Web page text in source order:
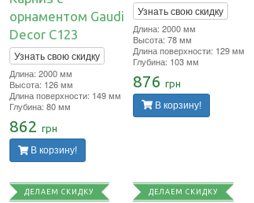
орнаментом Gaudi
Decor C123
Узнать свою скидку
Длина: 2000 мм
Высота: 126 мм
Длина поверхности: 149 мм
Глубина: 80 мм
862 грн
В корзину!
Узнать свою скидку
Длина: 2000 мм
Высота: 78 мм
Длина поверхности: 129 мм
Глубина: 103 мм
876 грн
В корзину!
ДЕЛАЕМ СКИДКУ ДЕЛАЕМ СКИДКУ